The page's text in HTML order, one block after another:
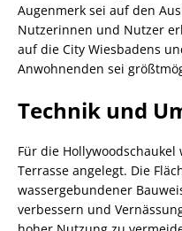
Augenmerk sei auf den
Nutzerinnen und Nutzer
auf die City Wiesbadens
Anwohnenden sei
Technik und
Für die
Terrasse angelegt. Die
wassergebundener
verbessern und